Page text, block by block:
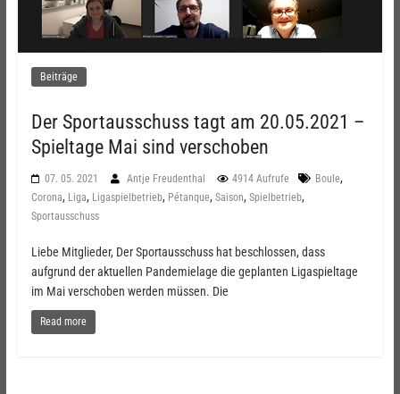
Beiträge
Der Sportausschuss tagt am 20.05.2021 –
Spieltage Mai sind verschoben
07. 05. 2021 Antje Freudenthal 4914 Aufrufe Boule,
Corona, Liga, Ligaspielbetrieb, Pétanque, Saison, Spielbetrieb,
Sportausschuss
Liebe Mitglieder, Der Sportausschuss hat beschlossen, dass
aufgrund der aktuellen Pandemielage die geplanten Ligaspieltage
im Mai verschoben werden müssen. Die
Read more